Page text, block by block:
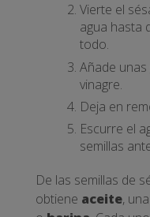
Vierte el
agua hasta
todo.
Añade
vinagre.
Deja en
Escurre el
semillas
De las semillas de
obtiene aceite, una